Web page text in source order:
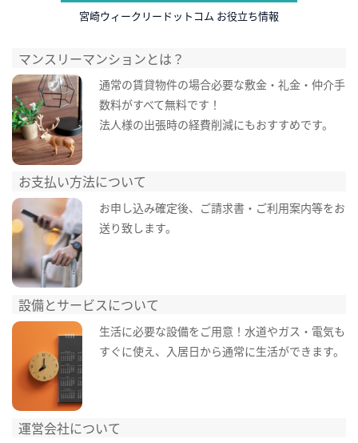
宮崎ウィークリードットコム お役立ち情報
マンスリーマンションとは？
通常の賃貸物件の場合必要な敷金・礼金・仲介手
数料がすべて無料です！
法人様の出張時の経費削減にもおすすめです。
お支払い方法について
お申し込み確定後、ご請求書・ご利用案内等をお
送り致します。
設備とサービスについて
生活に必要な設備をご用意！水道やガス・電気も
すぐに使え、入居日から通常に生活ができます。
運営会社について